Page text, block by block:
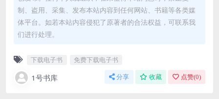
制、盗用、采集、发布本站内容到任何网站、书籍等各类媒
体平台。如若本站内容侵犯了原著者的合法权益，可联系我
们进行处理。
下载电子书 免费下载电子书
1号书库 分享 收藏 点赞(0)